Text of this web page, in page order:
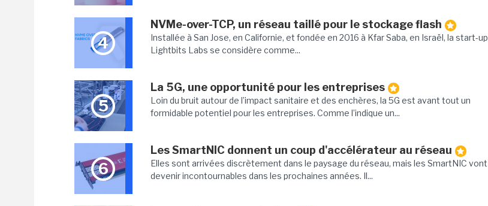
4
NVMe-over-TCP, un réseau taillé pour le stockage flash
Installée à San Jose, en Californie, et fondée en 2016 à Kfar Saba, en Israël, la start-up
Lightbits Labs se considère comme...
5
La 5G, une opportunité pour les entreprises
Loin du bruit autour de l’impact sanitaire et des enchères, la 5G est avant tout un
formidable potentiel pour les entreprises. Comme l’indique un...
6
Les SmartNIC donnent un coup d'accélérateur au réseau
Elles sont arrivées discrètement dans le paysage du réseau, mais les SmartNIC vont
devenir incontournables dans les prochaines années. Il...